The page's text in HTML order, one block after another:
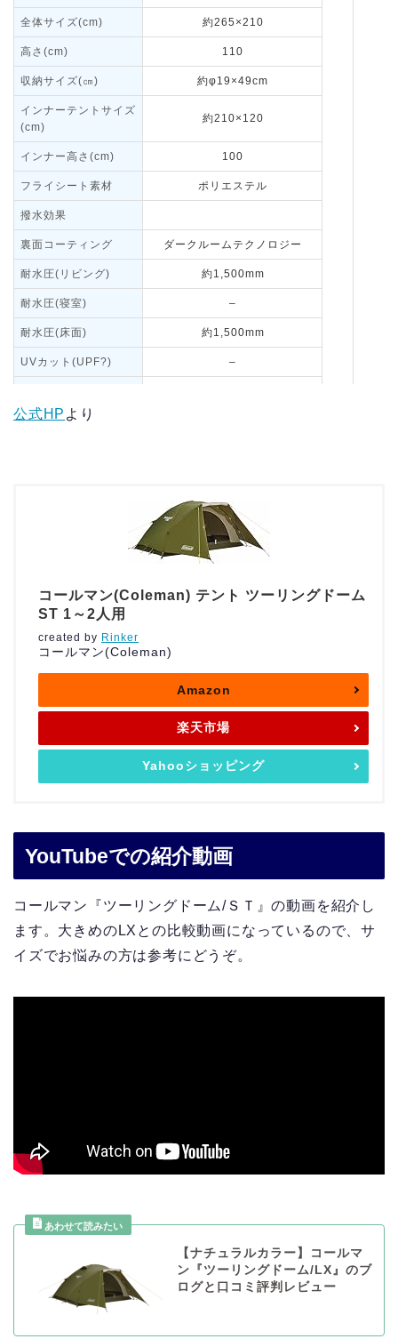
全体サイズ(cm) 約265×210
高さ(cm) 110
収納サイズ(㎝) 約φ19×49cm
インナーテントサイズ
(cm)
約210×120
インナー高さ(cm) 100
フライシート素材 ポリエステル
撥水効果
裏面コーティング ダークルームテクノロジー
耐水圧(リビング) 約1,500mm
耐水圧(寝室) –
耐水圧(床面) 約1,500mm
UVカット(UPF?) –
フレーム素材
公式HP より
コールマン(Coleman) テント ツーリングドーム
ST 1～2人用
created by Rinker
コールマン(Coleman)
Amazon
楽天市場
Yahooショッピング
YouTubeでの紹介動画
コールマン『ツーリングドーム/ＳＴ』の動画を紹介し
ます。大きめのLXとの比較動画になっているので、サ
イズでお悩みの方は参考にどうぞ。
【ナチュラルカラー】コールマ
ン『ツーリングドーム/LX』のブ
ログと口コミ評判レビュー